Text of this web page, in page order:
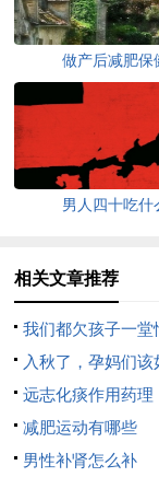
做产后减肥保
男人四十吃什
相关文章推荐
我们都欠孩子一堂
入秋了，孕妈们该
呢？
远志化痰作用药理
减肥运动有哪些
男性补肾怎么补